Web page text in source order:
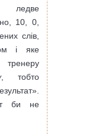
ледве
10, 0,
слів,
і яке
, тобто
би не